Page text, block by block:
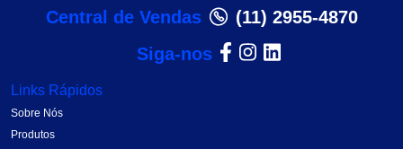
Central de Vendas
(11) 2955-4870
Siga-nos
Links Rápidos
Sobre Nós
Produtos